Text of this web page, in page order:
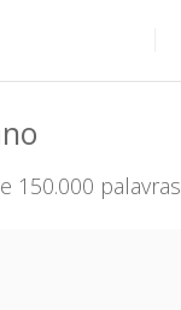
150.000 palavras